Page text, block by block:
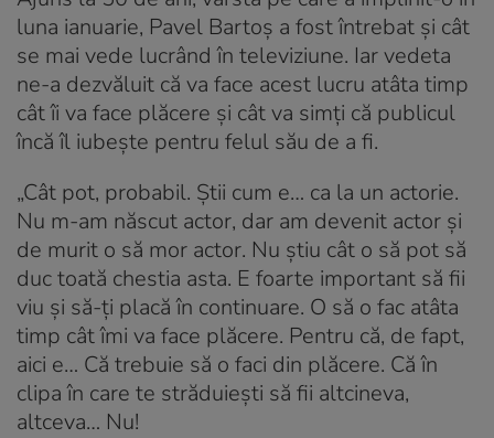
luna ianuarie, Pavel Bartoș a fost întrebat și cât
se mai vede lucrând în televiziune. Iar vedeta
ne-a dezvăluit că va face acest lucru atâta timp
cât îi va face plăcere și cât va simți că publicul
încă îl iubește pentru felul său de a fi.
„Cât pot, probabil. Știi cum e… ca la un actorie.
Nu m-am născut actor, dar am devenit actor și
de murit o să mor actor. Nu știu cât o să pot să
duc toată chestia asta. E foarte important să fii
viu și să-ți placă în continuare. O să o fac atâta
timp cât îmi va face plăcere. Pentru că, de fapt,
aici e… Că trebuie să o faci din plăcere. Că în
clipa în care te străduiești să fii altcineva,
altceva… Nu!